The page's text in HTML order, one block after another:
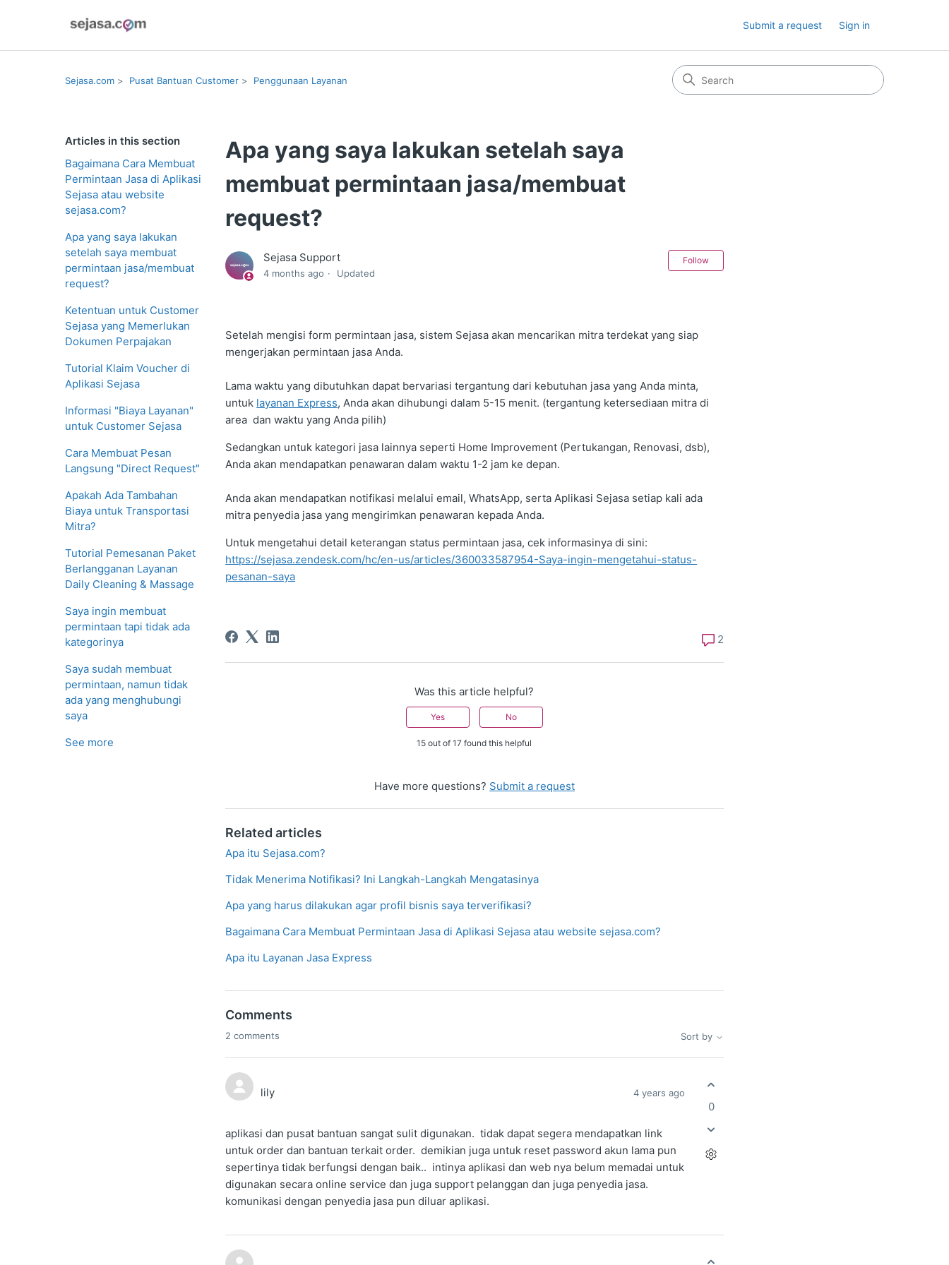
Submit a request Sign in
Sejasa.com Pusat Bantuan Customer Penggunaan Layanan
Articles in this section
Bagaimana Cara Membuat
Permintaan Jasa di Aplikasi
Sejasa atau website
sejasa.com?
Apa yang saya lakukan
setelah saya membuat
permintaan jasa/membuat
request?
Ketentuan untuk Customer
Sejasa yang Memerlukan
Dokumen Perpajakan
Tutorial Klaim Voucher di
Aplikasi Sejasa
Informasi "Biaya Layanan"
untuk Customer Sejasa
Cara Membuat Pesan
Langsung "Direct Request"
Apakah Ada Tambahan
Biaya untuk Transportasi
Mitra?
Tutorial Pemesanan Paket
Berlangganan Layanan
Daily Cleaning & Massage
Saya ingin membuat
permintaan tapi tidak ada
kategorinya
Saya sudah membuat
permintaan, namun tidak
ada yang menghubungi
saya
See more
Apa yang saya lakukan setelah saya
membuat permintaan jasa/membuat
request?
Sejasa Support
4 months ago Updated
Follow
Setelah mengisi form permintaan jasa, sistem Sejasa akan mencarikan mitra terdekat yang siap
mengerjakan permintaan jasa Anda.
Lama waktu yang dibutuhkan dapat bervariasi tergantung dari kebutuhan jasa yang Anda minta,
untuk layanan Express, Anda akan dihubungi dalam 5-15 menit. (tergantung ketersediaan mitra di
area dan waktu yang Anda pilih)
Sedangkan untuk kategori jasa lainnya seperti Home Improvement (Pertukangan, Renovasi, dsb),
Anda akan mendapatkan penawaran dalam waktu 1-2 jam ke depan.
Anda akan mendapatkan notifikasi melalui email, WhatsApp, serta Aplikasi Sejasa setiap kali ada
mitra penyedia jasa yang mengirimkan penawaran kepada Anda.
Untuk mengetahui detail keterangan status permintaan jasa, cek informasinya di sini:
https://sejasa.zendesk.com/hc/en-us/articles/360033587954-Saya-ingin-mengetahui-status-
pesanan-saya
2
Was this article helpful?
Yes No
15 out of 17 found this helpful
Have more questions? Submit a request
Related articles
Apa itu Sejasa.com?
Tidak Menerima Notifikasi? Ini Langkah-Langkah Mengatasinya
Apa yang harus dilakukan agar profil bisnis saya terverifikasi?
Bagaimana Cara Membuat Permintaan Jasa di Aplikasi Sejasa atau website sejasa.com?
Apa itu Layanan Jasa Express
Comments
2 comments Sort by
lily 4 years ago
aplikasi dan pusat bantuan sangat sulit digunakan. tidak dapat segera mendapatkan link
untuk order dan bantuan terkait order. demikian juga untuk reset password akun lama pun
sepertinya tidak berfungsi dengan baik.. intinya aplikasi dan web nya belum memadai untuk
digunakan secara online service dan juga support pelanggan dan juga penyedia jasa.
komunikasi dengan penyedia jasa pun diluar aplikasi.
0